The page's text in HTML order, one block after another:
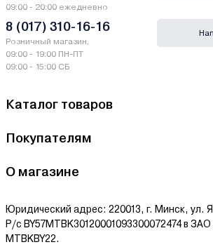
Каталог товаров
Покупателям
О магазине
Юридический адрес: 220013, г. Минск, ул.
Р/с BY57MTBK30120001093300072474 в
MTBKBY22.
09:00 - 20:00 ежедневно
8 (017) 310-16-16
Розничный магазин,
09:00 - 19:00 ПН-ПТ
09:00 - 15:00 СБ